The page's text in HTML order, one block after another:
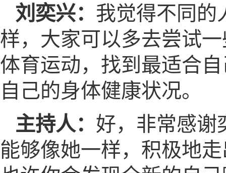
刘奕兴： 我觉得不同的
样，大家可以多去尝试
体育运动，找到最适合
自己的身体健康状况。
主持人： 好，非常感谢
能够像她一样，积极地